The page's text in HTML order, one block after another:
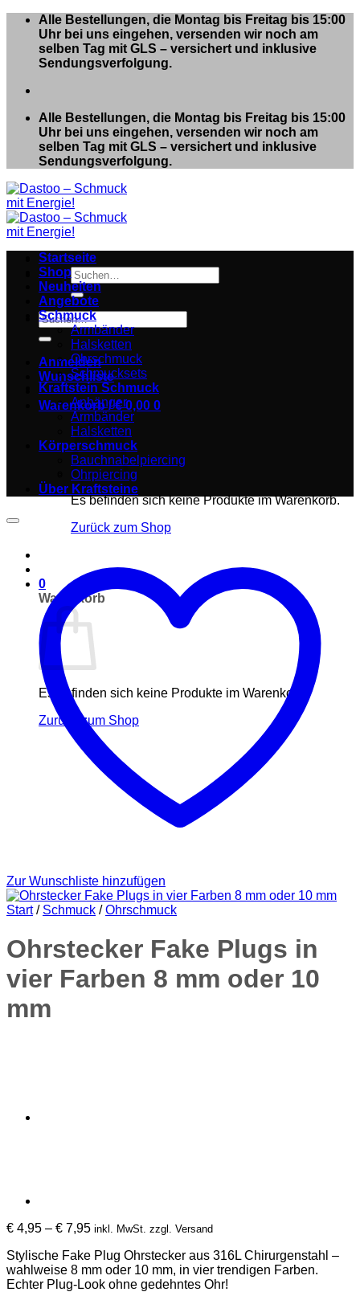
Zum
springen
Alle Bestellungen, die Montag bis Freitag bis 15:00
Uhr bei uns eingehen, versenden wir noch am
selben Tag mit GLS – versichert und inklusive
Sendungsverfolgung.
Alle Bestellungen, die Montag bis Freitag bis 15:00
Uhr bei uns eingehen, versenden wir noch am
selben Tag mit GLS – versichert und inklusive
Sendungsverfolgung.
Suchen
nach:
Suchen
nach:
Anmelden
Wunschliste
Warenkorb /€0,00 0
Es befinden sich keine Produkte im Warenkorb.
Zurück zum Shop
0
Warenkorb
Es befinden sich keine Produkte im Warenkorb.
Zurück zum Shop
Startseite
Shop
Neuheiten
Angebote
Schmuck
Armbänder
Halsketten
Ohrschmuck
Schmucksets
Kraftstein Schmuck
Anhänger
Armbänder
Halsketten
Körperschmuck
Bauchnabelpiercing
Ohrpiercing
Über Kraftsteine
Zur Wunschliste hinzufügen
Start / Schmuck / Ohrschmuck
Ohrstecker Fake Plugs in
vier Farben 8 mm oder 10
mm
€ 4,95 – € 7,95Preisspanne:
bis
€ 7,95
inkl. MwSt. zzgl. Versand
Stylische Fake Plug Ohrstecker aus 316L Chirurgenstahl –
wahlweise 8 mm oder 10 mm, in vier trendigen Farben.
Echter Plug-Look ohne gedehntes Ohr!